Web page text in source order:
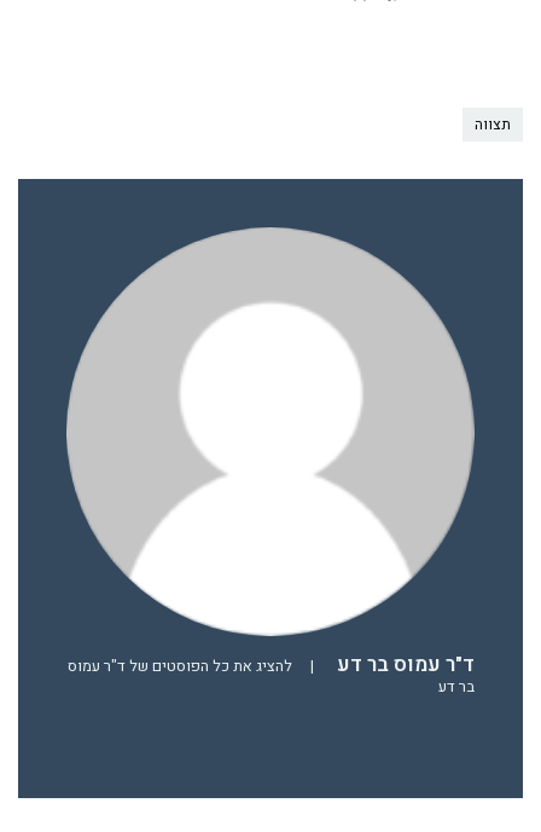
תצווה
ד"ר עמוס בר דע |
להציג את כל הפוסטים של ד"ר עמוס
בר דע